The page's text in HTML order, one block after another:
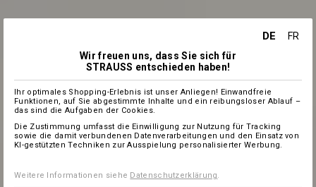
DE
FR
Wir freuen uns, dass Sie sich für
STRAUSS entschieden haben!
Ihr optimales Shopping-Erlebnis ist unser Anliegen! Einwandfreie
Funktionen, auf Sie abgestimmte Inhalte und ein reibungsloser Ablauf –
das sind die Aufgaben der Cookies.
Die Zustimmung umfasst die Einwilligung zur Nutzung für Tracking
sowie die damit verbundenen Datenverarbeitungen und den Einsatz von
KI-gestützten Techniken zur Ausspielung personalisierter Werbung.
Weitere Informationen siehe Datenschutzerklärung